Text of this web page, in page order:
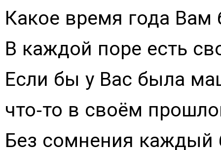
Какое время года Вам
В каждой поре есть
Если бы у Вас была
что-то в своём
Без сомнения каждый